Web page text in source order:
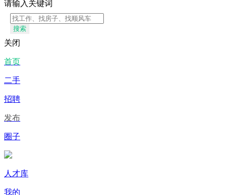
请输入关键词
搜索
关闭
首页
二手
招聘
发布
圈子
人才库
我的